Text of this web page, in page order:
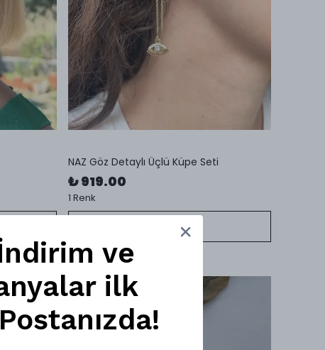
NAZ Göz Detaylı Üçlü Küpe Seti
₺ 919.00
1 Renk
SEPETE EKLE
ve
ilk